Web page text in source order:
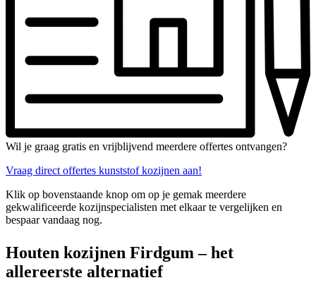
Wil je graag gratis en vrijblijvend meerdere offertes ontvangen?
Vraag direct offertes kunststof kozijnen aan!
Klik op bovenstaande knop om op je gemak meerdere
gekwalificeerde kozijnspecialisten met elkaar te vergelijken en
bespaar vandaag nog.
Houten kozijnen Firdgum – het
allereerste alternatief